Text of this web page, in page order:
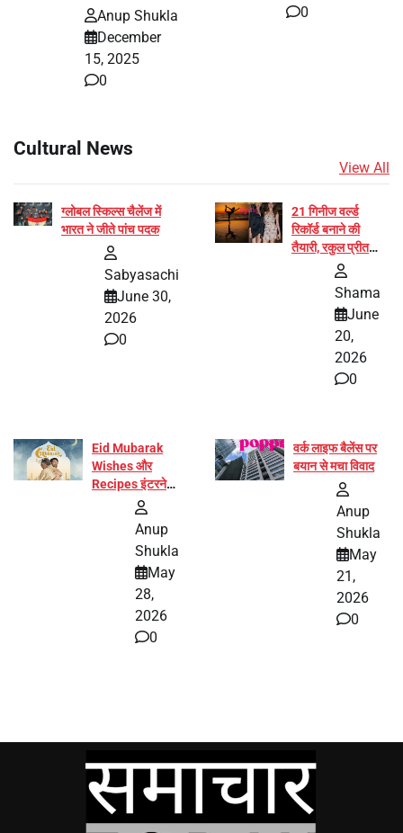
Anup Shukla
December
15, 2025
0
0
Cultural News
View All
ग्लोबल स्किल्स चैलेंज में
भारत ने जीते पांच पदक
Sabyasachi
June 30,
2026
0
21 गिनीज वर्ल्ड
रिकॉर्ड बनाने की
तैयारी, रकुल प्रीत
और प्रज्ञा जायसवाल
Shama
June
20,
2026
0
Eid Mubarak
Wishes और
Recipes इंटरनेट
पर हुईं वायरल
Anup
Shukla
May
28,
2026
0
वर्क लाइफ बैलेंस पर
बयान से मचा विवाद
Anup
Shukla
May
21,
2026
0